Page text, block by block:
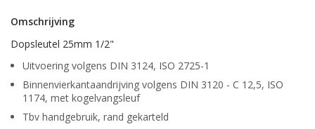
Omschrijving
Dopsleutel 25mm 1/2"
Uitvoering volgens DIN 3124, ISO 2725-1
Binnenvierkantaandrijving volgens DIN 3120 - C 12,5, ISO
1174, met kogelvangsleuf
Tbv handgebruik, rand gekarteld